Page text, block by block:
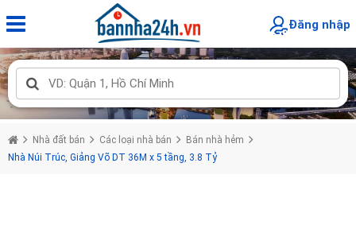
Đăng nhập
Nhà đất bán Các loại nhà bán
Bán nhà hẻm
Nhà Núi Trúc, Giảng Võ DT 36M x 5 tầng, 3.8 Tỷ